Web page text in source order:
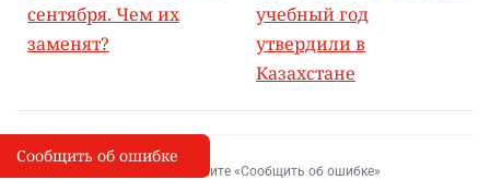
сентября. Чем их
заменят?
учебный год
утвердили в
Казахстане
I
Сообщить об опечатке
Выделите фрагмент и нажмите «Сообщить об ошибке»
Сообщить об ошибке